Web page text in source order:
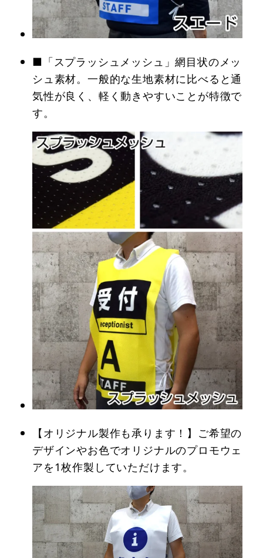
■「スプラッシュメッシュ」網目状のメッ
シュ素材。一般的な生地素材に比べると通
気性が良く、軽く動きやすいことが特徴で
す。
【オリジナル製作も承ります！】ご希望の
デザインやお色でオリジナルのプロモウェ
アを1枚作製していただけます。